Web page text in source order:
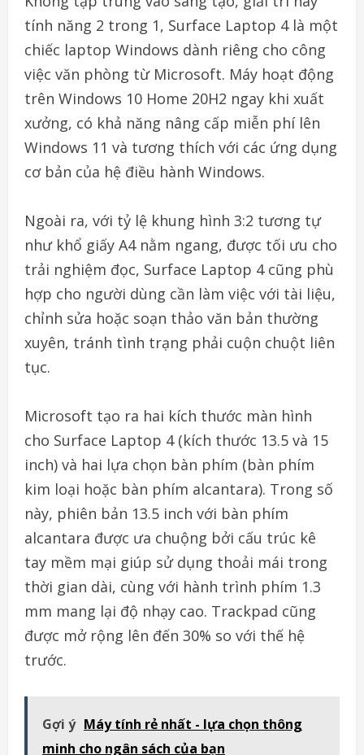
tính năng 2 trong 1, Surface Laptop 4 là một
chiếc laptop Windows dành riêng cho công
việc văn phòng từ Microsoft. Máy hoạt động
trên Windows 10 Home 20H2 ngay khi xuất
xưởng, có khả năng nâng cấp miễn phí lên
Windows 11 và tương thích với các ứng dụng
cơ bản của hệ điều hành Windows.
Ngoài ra, với tỷ lệ khung hình 3:2 tương tự
như khổ giấy A4 nằm ngang, được tối ưu cho
trải nghiệm đọc, Surface Laptop 4 cũng phù
hợp cho người dùng cần làm việc với tài liệu,
chỉnh sửa hoặc soạn thảo văn bản thường
xuyên, tránh tình trạng phải cuộn chuột liên
tục.
Microsoft tạo ra hai kích thước màn hình
cho Surface Laptop 4 (kích thước 13.5 và 15
inch) và hai lựa chọn bàn phím (bàn phím
kim loại hoặc bàn phím alcantara). Trong số
này, phiên bản 13.5 inch với bàn phím
alcantara được ưa chuộng bởi cấu trúc kê
tay mềm mại giúp sử dụng thoải mái trong
thời gian dài, cùng với hành trình phím 1.3
mm mang lại độ nhạy cao. Trackpad cũng
được mở rộng lên đến 30% so với thế hệ
trước.
Gợi ý Máy tính rẻ nhất - lựa chọn thông
minh cho ngân sách của bạn